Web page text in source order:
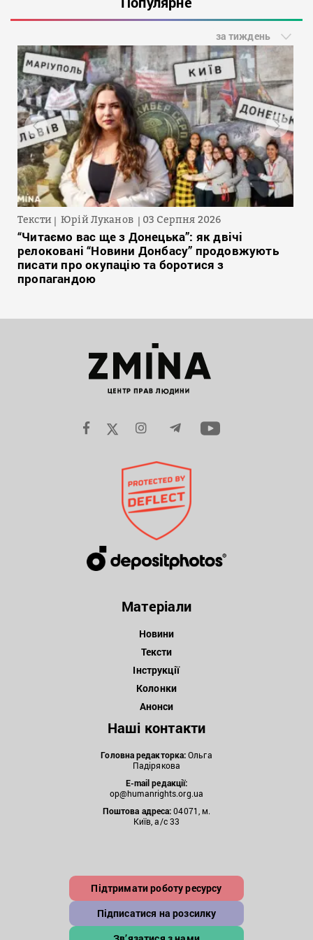
за тиждень
Тексти Юрій Луканов 03 Серпня 2026
“Читаємо вас ще з Донецька”: як двічі
релоковані “Новини Донбасу” продовжують
писати про окупацію та боротися з
пропагандою
Матеріали
Новини
Тексти
Інструкції
Колонки
Анонси
Наші контакти
Головна редакторка:Ольга
Падірякова
E-mail редакції:
op@humanrights.org.ua
Поштова адреса:04071, м.
Київ, а/с 33
Підтримати роботу ресурсу
Підписатися на розсилку